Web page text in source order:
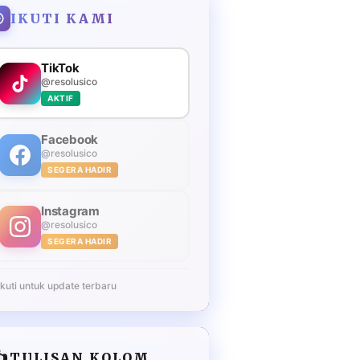
IKUTI KAMI
TikTok
@resolusico
AKTIF
Facebook
@resolusico
SEGERA HADIR
Instagram
@resolusico
SEGERA HADIR
untuk update terbaru